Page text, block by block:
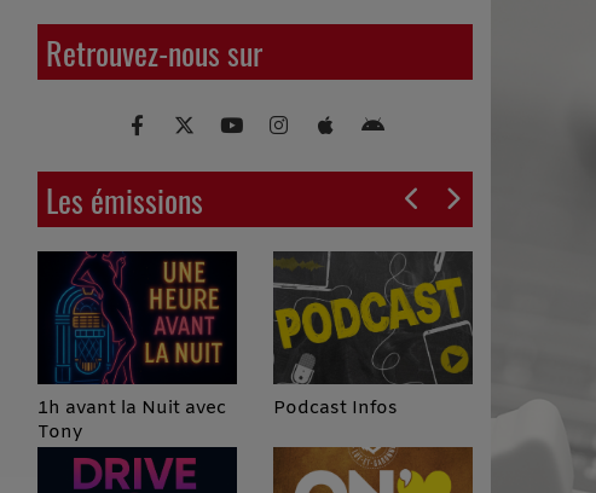
Retrouvez-nous sur
Les émissions
1h avant la Nuit avec
Tony
Podcast Infos